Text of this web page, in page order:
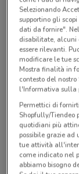
Tutte le
Selezionando
supportino gli
dati da fornire".
disabilitate, alcuni
essere rilevanti.
modificare le tue
Mostra finalità in
contesto del
l'Informativa sulla
Permettici di
Shopfully/Tiendeo
quotidiani più
possibile grazie
tue attività
come indicato nel
abbiamo bisogno